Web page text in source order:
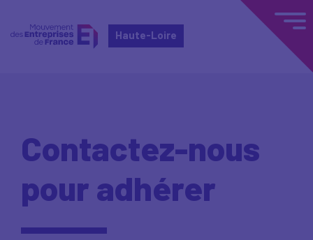
Haute-Loire
Contactez-nous
pour adhérer